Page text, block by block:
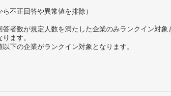
不正回答や異常値を排除）
者数が規定人数を満たした企業のみランクイン対象
ます。
下の企業がランクイン対象となります。